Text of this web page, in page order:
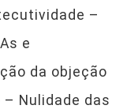
–
e
da objeção
Nulidade das